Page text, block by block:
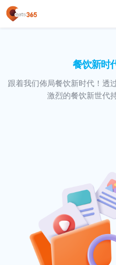
餐饮新时
跟着我们佈局餐饮新时代！透
激烈的餐饮新世代